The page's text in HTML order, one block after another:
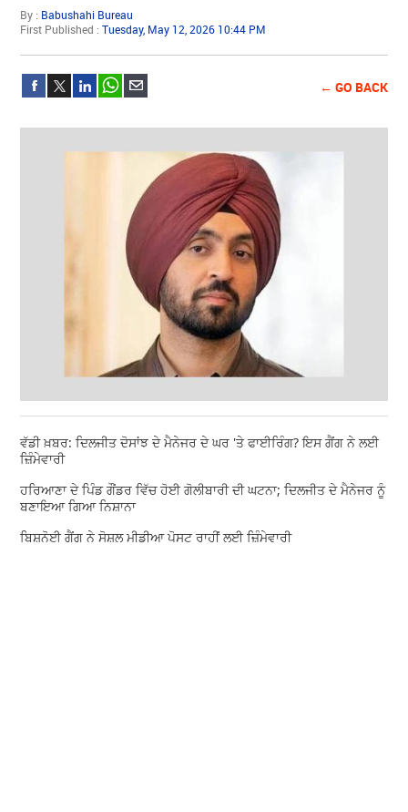
By : Babushahi Bureau
First Published :Tuesday, May 12, 2026 10:44 PM
← GO BACK
ਵੱਡੀ ਖ਼ਬਰ: ਦਿਲਜੀਤ ਦੋਸਾਂਝ ਦੇ ਮੈਨੇਜਰ ਦੇ ਘਰ 'ਤੇ ਫਾਈਰਿੰਗ? ਇਸ ਗੈਂਗ ਨੇ ਲਈ
ਜ਼ਿੰਮੇਵਾਰੀ
ਹਰਿਆਣਾ ਦੇ ਪਿੰਡ ਗੌਂਡਰ ਵਿੱਚ ਹੋਈ ਗੋਲੀਬਾਰੀ ਦੀ ਘਟਨਾ; ਦਿਲਜੀਤ ਦੇ ਮੈਨੇਜਰ ਨੂੰ
ਬਣਾਇਆ ਗਿਆ ਨਿਸ਼ਾਨਾ
ਬਿਸ਼ਨੋਈ ਗੈਂਗ ਨੇ ਸੋਸ਼ਲ ਮੀਡੀਆ ਪੋਸਟ ਰਾਹੀਂ ਲਈ ਜ਼ਿੰਮੇਵਾਰੀ